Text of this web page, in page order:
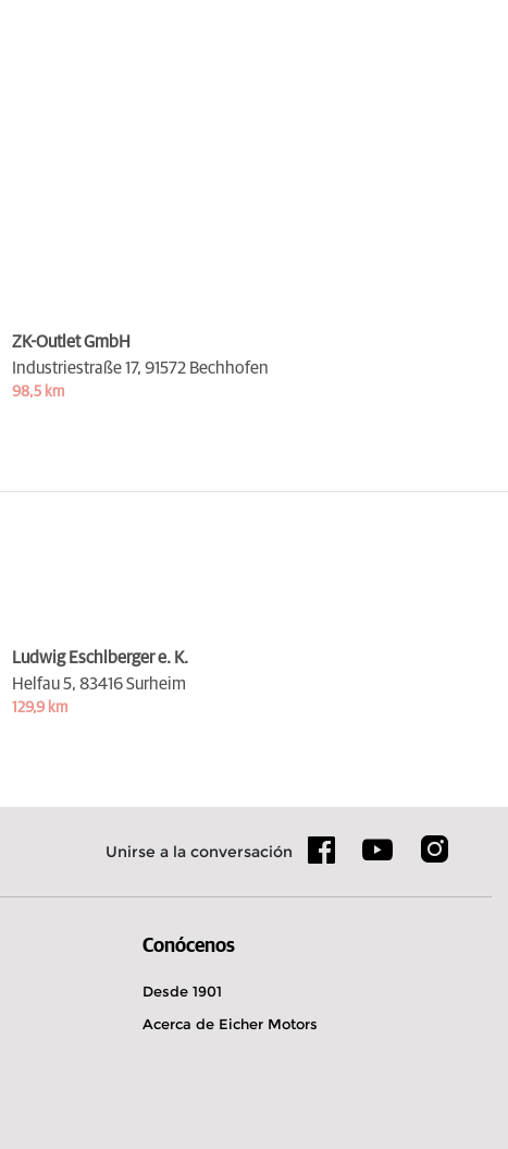
ZK-Outlet GmbH
Industriestraße 17, 91572 Bechhofen
98,5 km
Ludwig Eschlberger e. K.
Helfau 5, 83416 Surheim
129,9 km
Unirse a la conversación
Conócenos
Desde 1901
Acerca de Eicher Motors